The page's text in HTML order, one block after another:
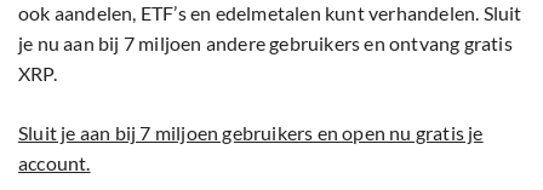
ook aandelen, ETF’s en edelmetalen kunt verhandelen. Sluit
je nu aan bij 7 miljoen andere gebruikers en ontvang gratis
XRP.
Sluit je aan bij 7 miljoen gebruikers en open nu gratis je
account.